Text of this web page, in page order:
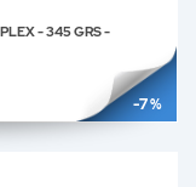
-7 %
- 345 GRS -